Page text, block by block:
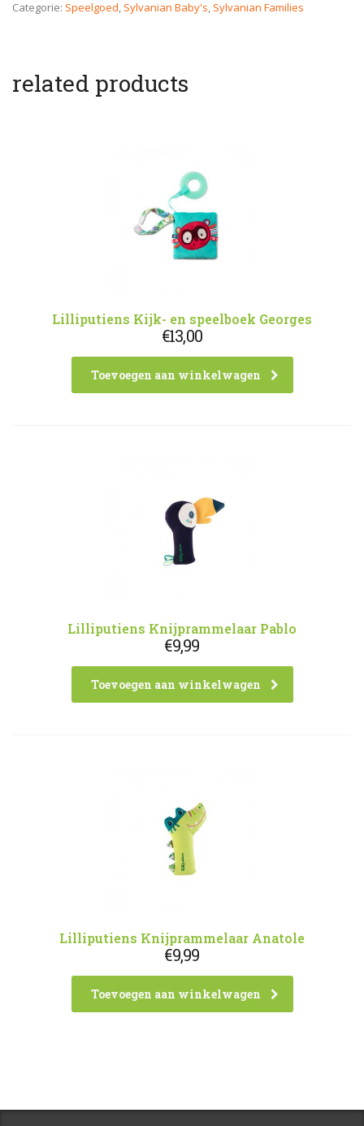
Categorie: Speelgoed, Sylvanian Baby's, Sylvanian Families
related products
Lilliputiens Kijk- en speelboek Georges
€13,00
Toevoegen aan winkelwagen
Lilliputiens Knijprammelaar Pablo
€9,99
Toevoegen aan winkelwagen
Lilliputiens Knijprammelaar Anatole
€9,99
Toevoegen aan winkelwagen